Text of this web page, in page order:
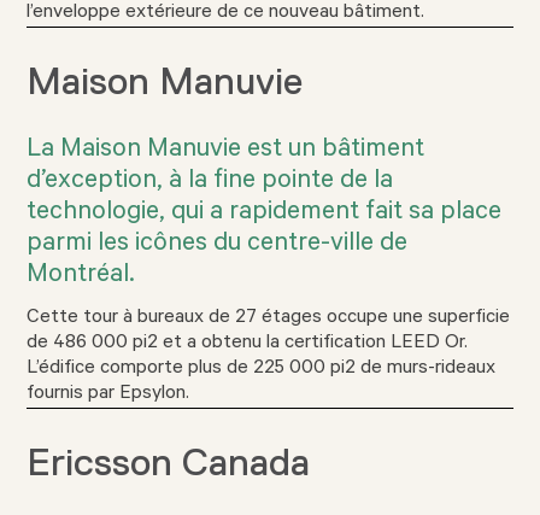
l’enveloppe extérieure de ce nouveau bâtiment.
Maison Manuvie
La Maison Manuvie est un bâtiment
d’exception, à la fine pointe de la
technologie, qui a rapidement fait sa place
parmi les icônes du centre-ville de
Montréal.
Cette tour à bureaux de 27 étages occupe une superficie
de 486 000 pi2 et a obtenu la certification LEED Or.
L’édifice comporte plus de 225 000 pi2 de murs-rideaux
fournis par Epsylon.
Ericsson Canada